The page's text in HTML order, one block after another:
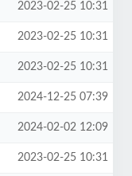
2023-02-25 10:31
2023-02-25 10:31
2023-02-25 10:31
2024-12-25 07:39
2024-02-02 12:09
2023-02-25 10:31